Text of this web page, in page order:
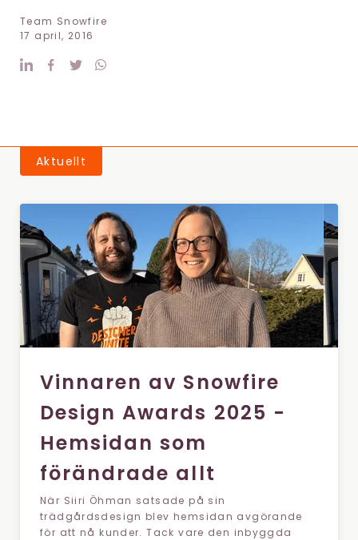
Team Snowfire
17 april, 2016
Aktuellt
Vinnaren av Snowfire
Design Awards 2025 -
Hemsidan som
förändrade allt
När Siiri Öhman satsade på sin
trädgårdsdesign blev hemsidan avgörande
för att nå kunder. Tack vare den inbyggda